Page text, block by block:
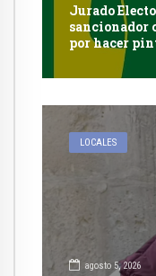
Jurado
sancionador
por hacer
autorización
LOCALES
agosto 5, 2026